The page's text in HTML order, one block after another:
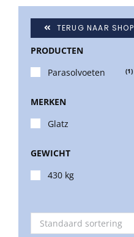
TERUG NAAR SHOP
PRODUCTEN
Parasolvoeten
(1)
MERKEN
Glatz
GEWICHT
430 kg